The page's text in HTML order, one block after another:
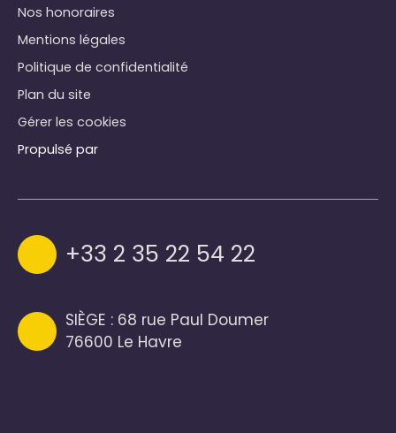
Nos honoraires
Mentions légales
Politique de confidentialité
Plan du site
Gérer les cookies
Propulsé par
+33 2 35 22 54 22
SIÈGE : 68 rue Paul Doumer
76600 Le Havre